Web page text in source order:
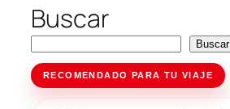
Buscar
Buscar
RECOMENDADO PARA TU VIAJE